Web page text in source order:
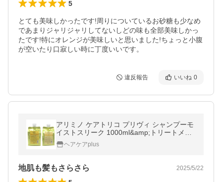
5
とても美味しかったです!周りについているお砂糖も少なめ
であまりジャリジャリしてないしどの味も全部美味しかっ
たです!特にオレンジが美味しいと思いました!ちょっと小腹
が空いたり口寂しい時に丁度いいです。
違反報告 いいね 0
アリミノ ケアトリコ プリヴィ シャンプーモ
イストスリーク 1000ml&amp;トリートメン
ト 1000g 詰替え用【正規品・サロン専売
品】ヘアケアplus
地肌も髪もさらさら 2025/5/22